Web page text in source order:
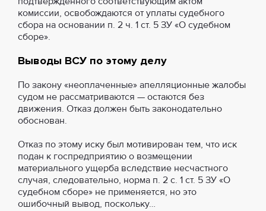
комиссии, освобождаются от уплаты судебного
сбора на основании п. 2 ч. 1 ст. 5 ЗУ «О судебном
сборе».
Выводы ВСУ по этому делу
По закону «неоплаченные» апелляционные жалобы
судом не рассматриваются — остаются без
движения. Отказ должен быть законодательно
обоснован.
Отказ по этому иску был мотивирован тем, что иск
подан к госпредприятию о возмещении
материального ущерба вследствие несчастного
случая, следовательно, норма п. 2 с. 1 ст. 5 ЗУ «О
судебном сборе» не применяется, но это
ошибочный вывод, поскольку…